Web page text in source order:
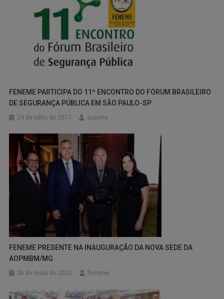
FENEME PARTICIPA DO 11º ENCONTRO DO FÓRUM BRASILEIRO
DE SEGURANÇA PÚBLICA EM SÃO PAULO-SP
24 de julho de 2017 suporte
FENEME PRESENTE NA INAUGURAÇÃO DA NOVA SEDE DA
AOPMBM/MG
26 de maio de 2022 feneme